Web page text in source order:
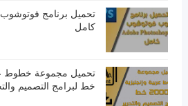
كامل
خط لبرامج التصميم